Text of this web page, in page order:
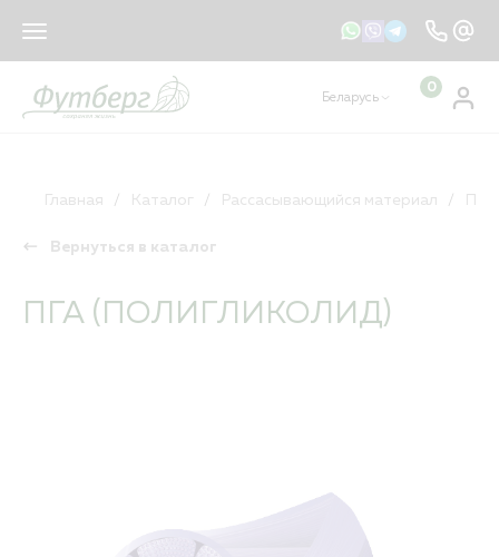
sales@footberg.by
Беларусь
0
Рассасывающийся материал
Главная Каталог Рассасывающийся материал
Вернуться в каталог
ПГА (ПОЛИГЛИКОЛИД)